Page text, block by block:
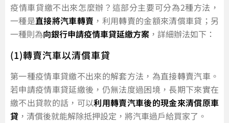
疫情車貸繳不出來怎麼辦？這部分主要可分為2種方法，
一種是直接將汽車轉賣 ，利用轉賣的金額來清償車貸；另
一種則為向銀行申請疫情車貸延繳方案 ，詳細辦法如下：
(1)轉賣汽車以清償車貸
第一種疫情車貸繳不出來的解套方法，為直接轉賣汽車。
若申請疫情車貸延繳後，仍無法度過困境，長期下來實在
繳不出貸款的話，可以利用轉賣汽車後的現金來清償原車
貸 ，清償後就能解除抵押設定，將汽車過戶給買家了。